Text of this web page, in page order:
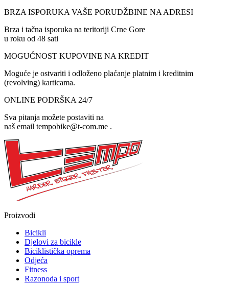
BRZA ISPORUKA VAŠE PORUDŽBINE NA ADRESI
Brza i tačna isporuka na teritoriji Crne Gore
u roku od 48 sati
MOGUĆNOST KUPOVINE NA KREDIT
Moguće je ostvariti i odloženo plaćanje platnim i kreditnim
(revolving) karticama.
ONLINE PODRŠKA 24/7
Sva pitanja možete postaviti na
naš email tempobike@t-com.me .
Proizvodi
Bicikli
Djelovi za bicikle
Biciklistička oprema
Odjeća
Fitness
Razonoda i sport